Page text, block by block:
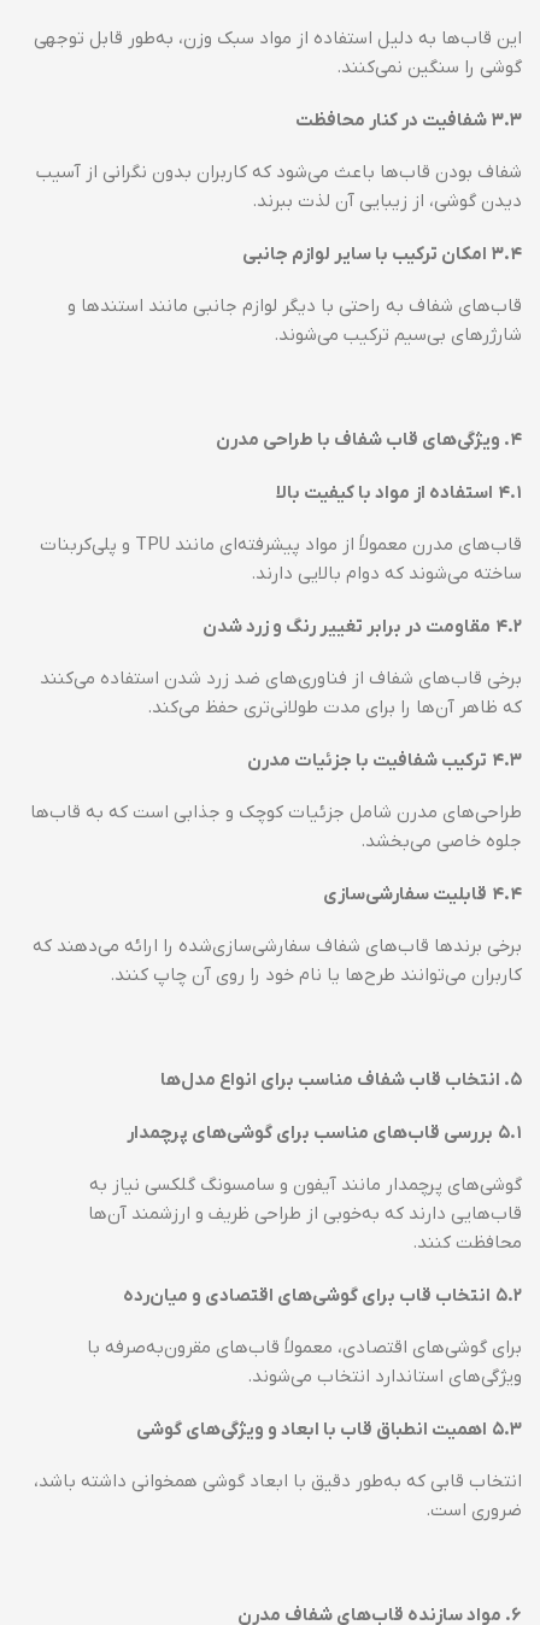
این قاب‌ها به دلیل استفاده از مواد سبک وزن، به‌طور قابل توجهی
گوشی را سنگین نمی‌کنند.
۳.۳ شفافیت در کنار محافظت
شفاف بودن قاب‌ها باعث می‌شود که کاربران بدون نگرانی از آسیب
دیدن گوشی، از زیبایی آن لذت ببرند.
۳.۴ امکان ترکیب با سایر لوازم جانبی
قاب‌های شفاف به راحتی با دیگر لوازم جانبی مانند استندها و
شارژرهای بی‌سیم ترکیب می‌شوند.
۴. ویژگی‌های قاب شفاف با طراحی مدرن
۴.۱ استفاده از مواد با کیفیت بالا
قاب‌های مدرن معمولاً از مواد پیشرفته‌ای مانند TPU و پلی‌کربنات
ساخته می‌شوند که دوام بالایی دارند.
۴.۲ مقاومت در برابر تغییر رنگ و زرد شدن
برخی قاب‌های شفاف از فناوری‌های ضد زرد شدن استفاده می‌کنند
که ظاهر آن‌ها را برای مدت طولانی‌تری حفظ می‌کند.
۴.۳ ترکیب شفافیت با جزئیات مدرن
طراحی‌های مدرن شامل جزئیات کوچک و جذابی است که به قاب‌ها
جلوه خاصی می‌بخشد.
۴.۴ قابلیت سفارشی‌سازی
برخی برندها قاب‌های شفاف سفارشی‌سازی‌شده را ارائه می‌دهند که
کاربران می‌توانند طرح‌ها یا نام خود را روی آن چاپ کنند.
۵. انتخاب قاب شفاف مناسب برای انواع مدل‌ها
۵.۱ بررسی قاب‌های مناسب برای گوشی‌های پرچمدار
گوشی‌های پرچمدار مانند آیفون و سامسونگ گلکسی نیاز به
قاب‌هایی دارند که به‌خوبی از طراحی ظریف و ارزشمند آن‌ها
محافظت کنند.
۵.۲ انتخاب قاب برای گوشی‌های اقتصادی و میان‌رده
برای گوشی‌های اقتصادی، معمولاً قاب‌های مقرون‌به‌صرفه با
ویژگی‌های استاندارد انتخاب می‌شوند.
۵.۳ اهمیت انطباق قاب با ابعاد و ویژگی‌های گوشی
انتخاب قابی که به‌طور دقیق با ابعاد گوشی همخوانی داشته باشد،
ضروری است.
۶. مواد سازنده قاب‌های شفاف مدرن